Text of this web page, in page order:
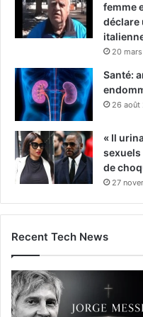
femme
déclare
20
Santé:
26 août
« Il
sexuels
de
27
Recent Tech News